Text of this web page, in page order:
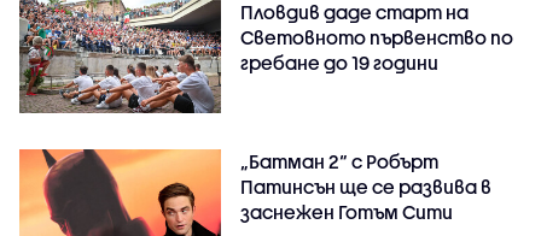
Пловдив даде старт на
Световното първенство по
гребане до 19 години
„Батман 2“ с Робърт
Патинсън ще се развива в
заснежен Готъм Сити